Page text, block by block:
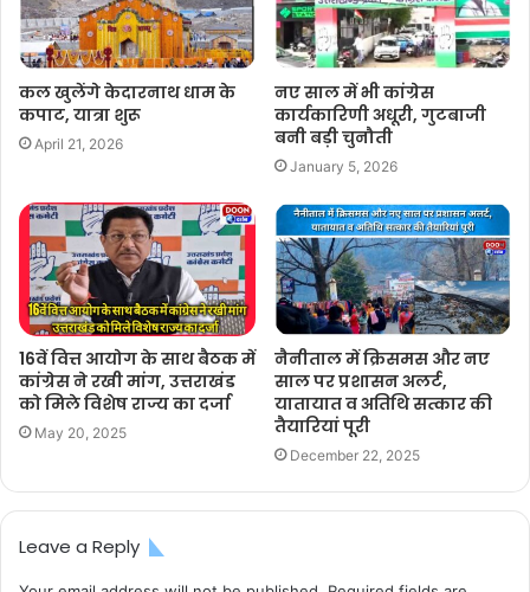
कल खुलेंगे केदारनाथ धाम के
कपाट, यात्रा शुरू
April 21, 2026
नए साल में भी कांग्रेस
कार्यकारिणी अधूरी, गुटबाजी
बनी बड़ी चुनौती
January 5, 2026
16वें वित्त आयोग के साथ बैठक में
कांग्रेस ने रखी मांग, उत्तराखंड
को मिले विशेष राज्य का दर्जा
May 20, 2025
नैनीताल में क्रिसमस और नए
साल पर प्रशासन अलर्ट,
यातायात व अतिथि सत्कार की
तैयारियां पूरी
December 22, 2025
Leave a Reply